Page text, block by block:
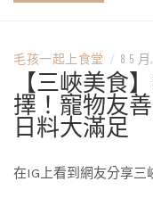
毛孩一起上食堂 / 8 5 月
【三峽美食
擇！寵物友
日料大滿足
在IG上看到網友分享三